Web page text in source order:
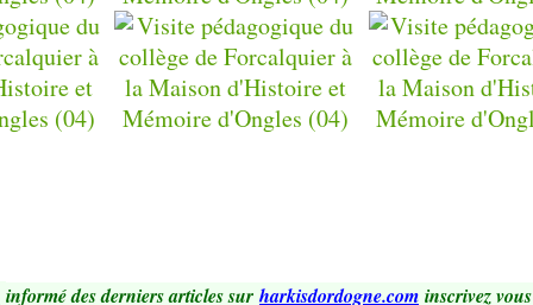
informé des derniers articles sur harkisdordogne.com inscrivez vous